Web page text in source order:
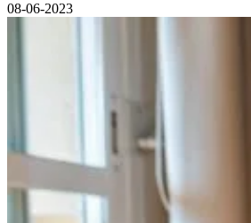
08-06-2023